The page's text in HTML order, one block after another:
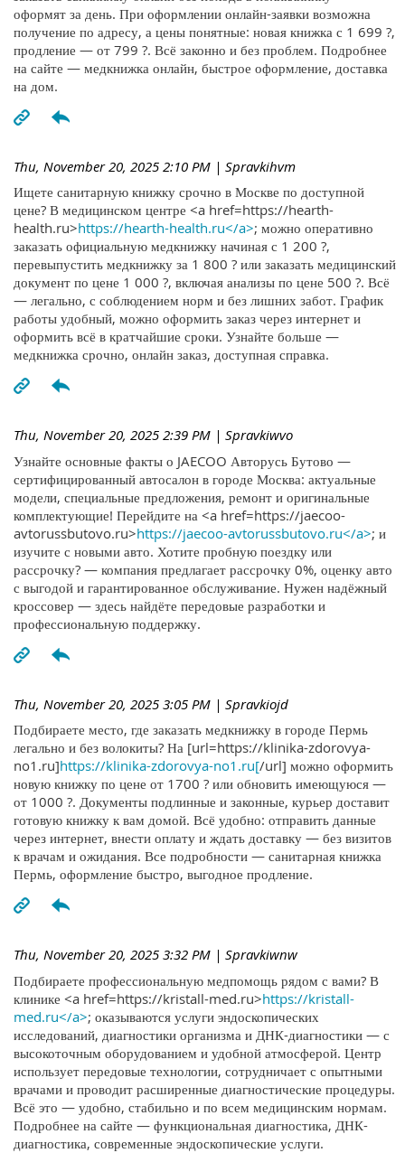
оформят за день. При оформлении онлайн-заявки возможна
получение по адресу, а цены понятные: новая книжка с 1 699 ?,
продление — от 799 ?. Всё законно и без проблем. Подробнее
на сайте — медкнижка онлайн, быстрое оформление, доставка
на дом.
Thu, November 20, 2025 2:10 PM | Spravkihvm
Ищете санитарную книжку срочно в Москве по доступной
цене? В медицинском центре <a href=https://hearth-
health.ru>https://hearth-health.ru</a>; можно оперативно
заказать официальную медкнижку начиная с 1 200 ?,
перевыпустить медкнижку за 1 800 ? или заказать медицинский
документ по цене 1 000 ?, включая анализы по цене 500 ?. Всё
— легально, с соблюдением норм и без лишних забот. График
работы удобный, можно оформить заказ через интернет и
оформить всё в кратчайшие сроки. Узнайте больше —
медкнижка срочно, онлайн заказ, доступная справка.
Thu, November 20, 2025 2:39 PM | Spravkiwvo
Узнайте основные факты о JAECOO Авторусь Бутово —
сертифицированный автосалон в городе Москва: актуальные
модели, специальные предложения, ремонт и оригинальные
комплектующие! Перейдите на <a href=https://jaecoo-
avtorussbutovo.ru>https://jaecoo-avtorussbutovo.ru</a>; и
изучите с новыми авто. Хотите пробную поездку или
рассрочку? — компания предлагает рассрочку 0%, оценку авто
с выгодой и гарантированное обслуживание. Нужен надёжный
кроссовер — здесь найдёте передовые разработки и
профессиональную поддержку.
Thu, November 20, 2025 3:05 PM | Spravkiojd
Подбираете место, где заказать медкнижку в городе Пермь
легально и без волокиты? На [url=https://klinika-zdorovya-
no1.ru]https://klinika-zdorovya-no1.ru[/url] можно оформить
новую книжку по цене от 1700 ? или обновить имеющуюся —
от 1000 ?. Документы подлинные и законные, курьер доставит
готовую книжку к вам домой. Всё удобно: отправить данные
через интернет, внести оплату и ждать доставку — без визитов
к врачам и ожидания. Все подробности — санитарная книжка
Пермь, оформление быстро, выгодное продление.
Thu, November 20, 2025 3:32 PM | Spravkiwnw
Подбираете профессиональную медпомощь рядом с вами? В
клинике <a href=https://kristall-med.ru>https://kristall-
med.ru</a>; оказываются услуги эндоскопических
исследований, диагностики организма и ДНК-диагностики — с
высокоточным оборудованием и удобной атмосферой. Центр
использует передовые технологии, сотрудничает с опытными
врачами и проводит расширенные диагностические процедуры.
Всё это — удобно, стабильно и по всем медицинским нормам.
Подробнее на сайте — функциональная диагностика, ДНК-
диагностика, современные эндоскопические услуги.